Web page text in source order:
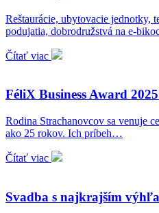
Reštaurácie, ubytovacie jednotky,
podujatia, dobrodružstvá na e-
Čítať viac
FéliX Business Award
Rodina Strachanovcov sa venuje
ako 25 rokov. Ich príbeh…
Čítať viac
Svadba s najkrajším